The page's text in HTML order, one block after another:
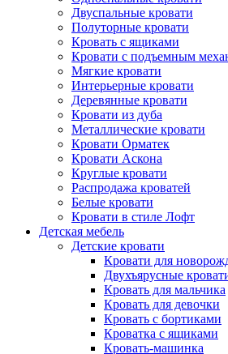
Двуспальные кровати
Полуторные кровати
Кровать с ящиками
Кровати с подъемным
Мягкие кровати
Интерьерные кровати
Деревянные кровати
Кровати из дуба
Металлические кровати
Кровати Орматек
Кровати Аскона
Круглые кровати
Распродажа кроватей
Белые кровати
Кровати в стиле Лофт
Детская мебель
Детские кровати
Кровати для
Двухъярусные
Кровать для мальчика
Кровать для девочки
Кровать с бортиками
Кроватка с ящиками
Кровать-машинка